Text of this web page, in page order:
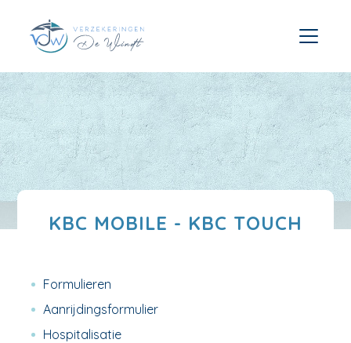
KBC MOBILE - KBC TOUCH
Formulieren
Aanrijdingsformulier
Hospitalisatie